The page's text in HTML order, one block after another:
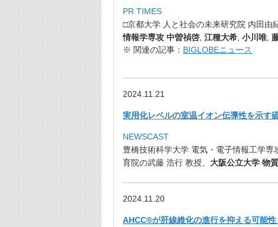
PR TIMES
□京都大学 人と社会の未来研究院 内田由
情報学専攻 中曽禎啓 江種大希 小川唯
※ 関連の記事： BIGLOBEニュース
2024.11.21
実用化レベルの室温イオン伝導性を示す
NEWSCAST
豊橋技術科学大学 電気・電子情報工学
育院の武藤 浩行 教授、 大阪公立大学 物
2024.11.20
AHCC®︎が肝線維化の進行を抑える可能